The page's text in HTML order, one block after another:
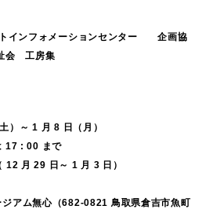
トインフォメーションセンター 企画協
会 工房集
）～ 1 月 8 日（月）
17 : 00 まで
12 月 29 日～ 1 月 3 日）
アム無心（682-0821 鳥取県倉吉市魚町